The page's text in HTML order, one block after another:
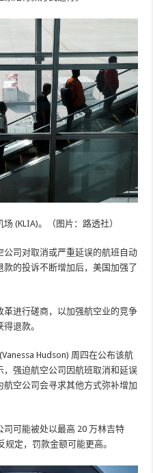
(KLIA)。（图片：路透社）
司对取消或严重延误的航班自动
的投诉不断增加后，美国加强了
进行磋商，以加强航空业的竞争
退款。
Hudson) 周四在公布该航
强迫航空公司因航班取消和延误
空公司会寻求其他方式弥补增加
可能被处以最高 20 万林吉特
规定，罚款金额可能更高。